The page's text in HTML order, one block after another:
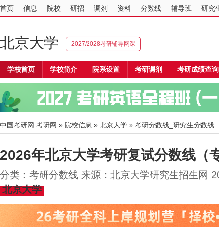
首页 信息 院校 研招 调剂 资料 分数线 辅导班 研究
北京大学 2027/2028考研辅导网课
学校首页 学校简介 院系设置 考研调剂 考研成绩查询
中国考研网 考研网 » 院校信息 » 北京大学 » 考研分数线_研究生分数线
2026年北京大学考研复试分数线（
分类：考研分数线 来源：北京大学研究生招生网
北京大学